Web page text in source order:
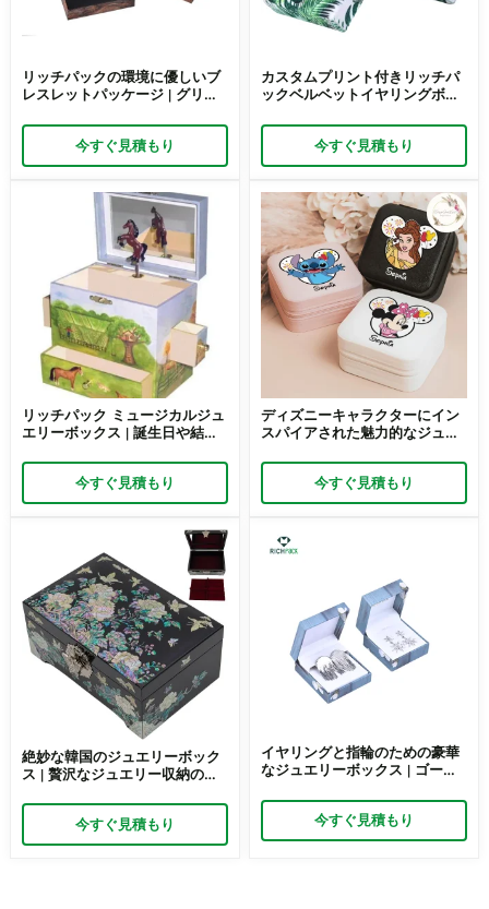
リッチパックの環境に優しいブ
レスレットパッケージ | グリー
可能な小売およびギフト向けの
持続可能なソリューション
今すぐ見積もり
カスタムプリント付きリッチパ
ックベルベットイヤリングボッ
ランドのためのエレガントなパ
ッケージソリューション
今すぐ見積もり
リッチパック ミュージカルジュ
エリーボックス | 誕生日や結婚
カルジュエリーボックス。小売
業者や卸売業者向けのカスタマ
イズ可能なジュエリーオルゴー
今すぐ見積もり
ディズニーキャラクターにイン
スパイアされた魅力的なジュエ
クションやテーマギフトに最適
なかわいいハローキティギフト
ボックス
今すぐ見積もり
絶妙な韓国のジュエリーボック
ス | 贅沢なジュエリー収納のた
ールデザイン リッチパックの韓
国で人気のジュエリーボックス
今すぐ見積もり
イヤリングと指輪のための豪華
なジュエリーボックス | ゴール
サイズと素材 イヤリングジュエ
リーボックスデザイン by
Richpack
今すぐ見積もり